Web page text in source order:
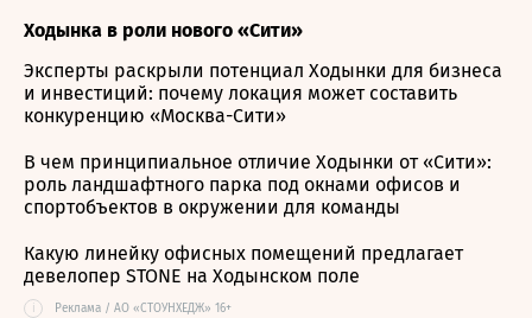
Ходынка в роли нового «Сити»
Эксперты раскрыли потенциал Ходынки для бизнеса
и инвестиций: почему локация может составить
конкуренцию «Москва-Сити»
В чем принципиальное отличие Ходынки от «Сити»:
роль ландшафтного парка под окнами офисов и
спортобъектов в окружении для команды
Какую линейку офисных помещений предлагает
девелопер STONE на Ходынском поле
i Реклама / АО «СТОУНХЕДЖ» 16+